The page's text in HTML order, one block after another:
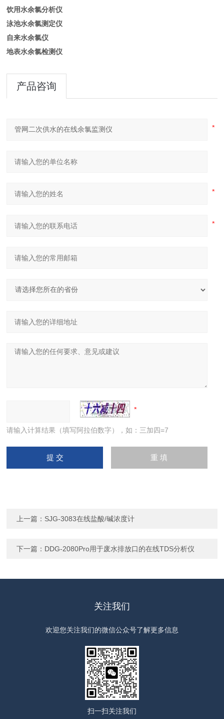
饮用水余氯分析仪
泳池水余氯测定仪
自来水余氯仪
地表水余氯检测仪
产品咨询
请输入计算结果（填写阿拉伯数字），如：三加四=7
上一篇： SJG-3083在线盐酸/碱浓度计
下一篇： DDG-2080Pro用于废水排放口的在线TDS分析仪
关注我们
欢迎您关注我们的微信公众号了解更多信息
扫一扫关注我们